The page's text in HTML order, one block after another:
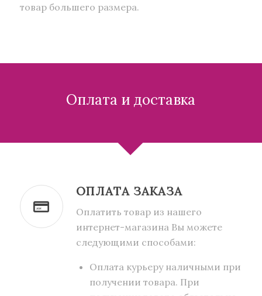
товар большего размера.
Оплата и доставка
ОПЛАТА ЗАКАЗА
Оплатить товар из нашего
интернет-магазина Вы можете
следующими способами:
Оплата курьеру наличными при
получении товара. При